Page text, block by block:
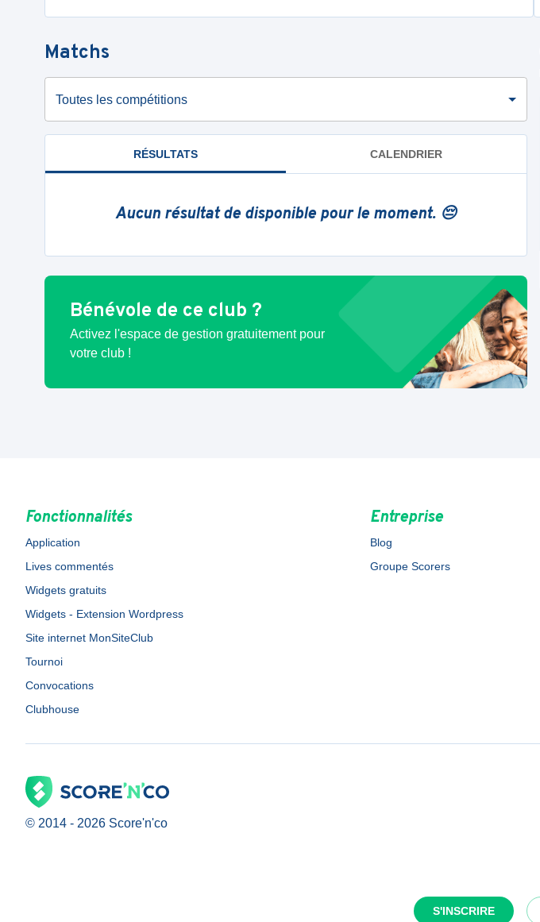
S'INSCRIRE
Matchs
Toutes les compétitions
RÉSULTATS CALENDRIER
Aucun résultat de disponible pour le moment. 😔
Bénévole de ce club ?
Activez l'espace de gestion gratuitement pour
votre club !
Fonctionnalités
Application
Lives commentés
Widgets gratuits
Widgets - Extension Wordpress
Site internet MonSiteClub
Tournoi
Convocations
Clubhouse
Entreprise
Blog
Groupe Scorers
© 2014 - 2026 Score'n'co